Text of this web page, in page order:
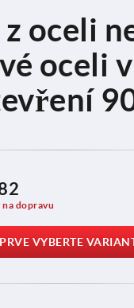
z oceli
oceli
na dopravu
VYBERTE